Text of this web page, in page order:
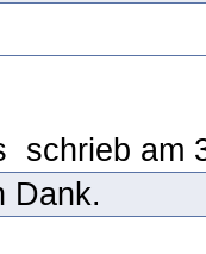
schrieb am
Dank.